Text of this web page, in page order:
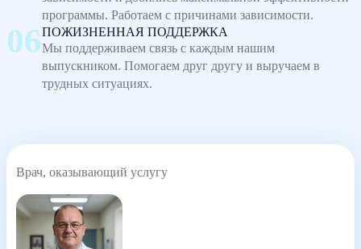
программы. Работаем с причинами зависимости.
ПОЖИЗНЕННАЯ ПОДДЕРЖКА
Мы поддерживаем связь с каждым нашим
выпускником. Помогаем друг другу и выручаем в
трудных ситуациях.
Врач, оказывающий услугу